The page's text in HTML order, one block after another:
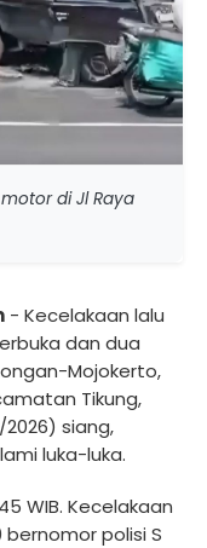
di Jl Raya
- Kecelakaan lalu
dan dua
Mojokerto,
Tikung,
siang,
luka-luka.
WIB. Kecelakaan
polisi S